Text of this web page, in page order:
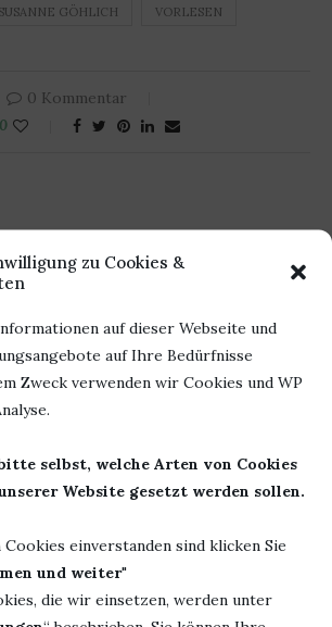
zu Cookies &
auf dieser Webseite und
auf Ihre Bedürfnisse
Zweck verwenden wir Cookies und WP
selbst, welche Arten von Cookies
Website gesetzt werden sollen.
Cookies einverstanden sind klicken Sie
und weiter"
die wir einsetzen, werden unter
SUSANNE GÖHLICH VORLESEN
0 Kommentar
0